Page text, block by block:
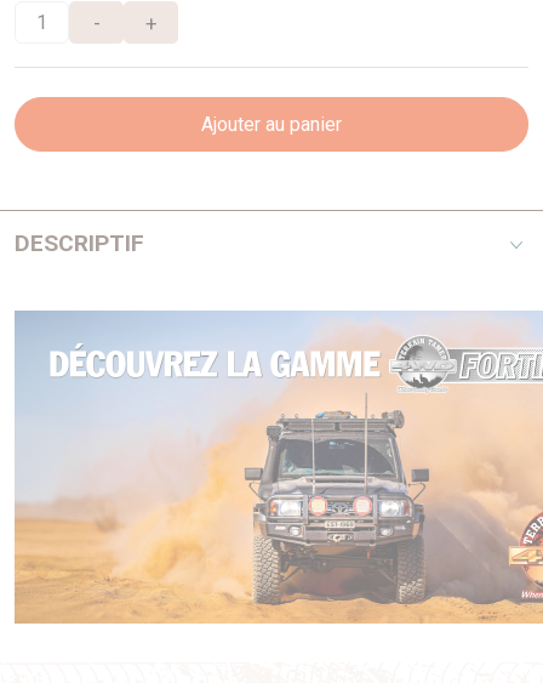
- +
Ajouter au panier
DESCRIPTIF
le préfiltre. Kit de montage pour des pré filtres RACOR de
série 100 et 200
sur une paroi verticale, comprend
uniquement un patte de fixation et la visserie nécessaire